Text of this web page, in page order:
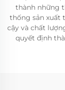
thành những
thống sản xuất
cậy và chất
quyết định